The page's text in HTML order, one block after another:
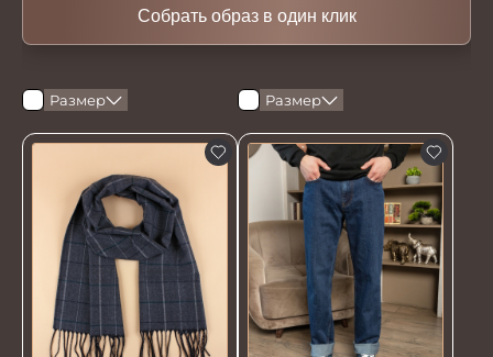
Собрать образ в один клик
Размер Размер